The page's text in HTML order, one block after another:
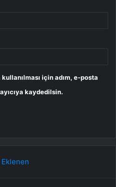
için adım, e-posta
kaydedilsin.